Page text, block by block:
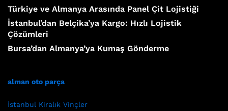
Türkiye ve Almanya Arasında Panel Çit Lojistiği
İstanbul’dan Belçika’ya Kargo: Hızlı Lojistik
Çözümleri
Bursa’dan Almanya’ya Kumaş Gönderme
alman oto parça
İstanbul Kiralık Vinçler